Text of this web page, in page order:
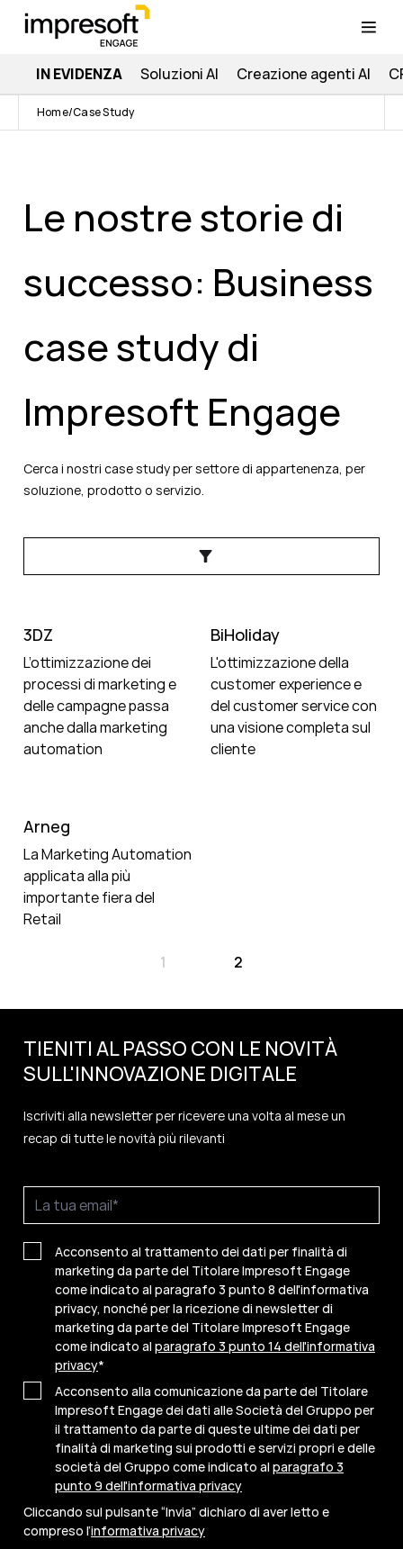
IN EVIDENZA Soluzioni AI Creazione agenti AI
Home Case Study
Le nostre storie di
successo: Business
case study di
Impresoft Engage
Cerca i nostri case study per settore di appartenenza, per
soluzione, prodotto o servizio.
3DZ
L’ottimizzazione dei
processi di marketing e
delle campagne passa
anche dalla marketing
automation
BiHoliday
L'ottimizzazione della
customer experience e
del customer service con
una visione completa sul
cliente
Arneg
La Marketing Automation
applicata alla più
importante fiera del
Retail
1 2
TIENITI AL PASSO CON LE NOVITÀ
SULL'INNOVAZIONE DIGITALE
Iscriviti alla newsletter per ricevere una volta al mese un
recap di tutte le novità più rilevanti
Acconsento al trattamento dei dati per finalità di
marketing da parte del Titolare Impresoft Engage
come indicato al paragrafo 3 punto 8 dell'informativa
privacy, nonché per la ricezione di newsletter di
marketing da parte del Titolare Impresoft Engage
come indicato al paragrafo 3 punto 14 dell'informativa
privacy*
Acconsento alla comunicazione da parte del Titolare
Impresoft Engage dei dati alle Società del Gruppo per
il trattamento da parte di queste ultime dei dati per
finalità di marketing sui prodotti e servizi propri e delle
società del Gruppo come indicato al paragrafo 3
punto 9 dell'informativa privacy
Cliccando sul pulsante “Invia” dichiaro di aver letto e
compreso l’informativa privacy